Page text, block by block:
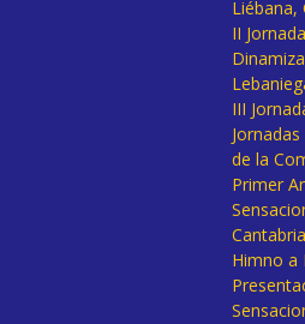
Liébana,
II
III
de la
Primer
Himno a